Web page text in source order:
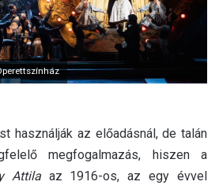
használják az előadásnál, de talán
megfogalmazás, hiszen a
Attilaaz 1916-os, az egy évvel